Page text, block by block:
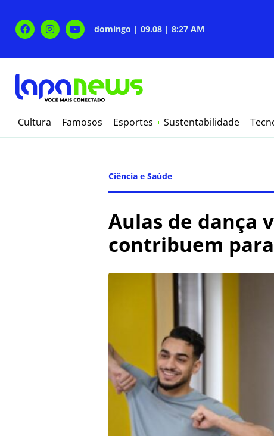
domingo | 09.08 | 8:27 AM
Cultura Famosos Esportes Sustentabilidade
Ciência e Saúde
Aulas de dança
contribuem